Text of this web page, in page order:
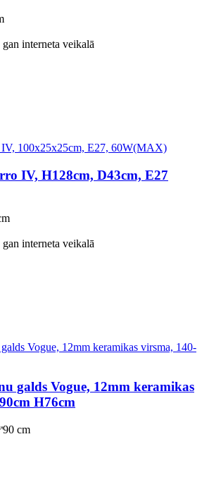
interneta veikalā
IV, H128cm, D43cm, E27
interneta veikalā
galds Vogue, 12mm keramikas
H76cm
90 cm